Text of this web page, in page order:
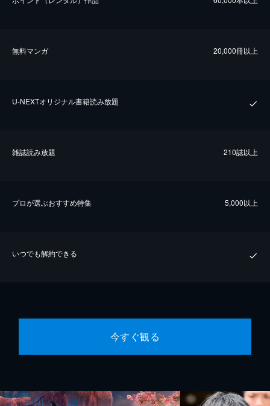
無料マンガ 20,000冊以上
U-NEXTオリジナル書籍読み放題
雑誌読み放題 210誌以上
プロが選ぶおすすめ特集 5,000以上
いつでも解約できる
今すぐ観る